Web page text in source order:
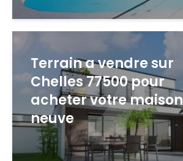
Terrain a vendre sur
Chelles 77500 pour
acheter votre maison
neuve